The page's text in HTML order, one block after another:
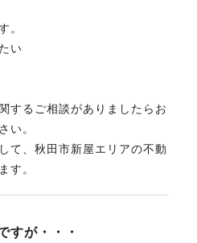
。
い
するご相談がありましたらお
い。
て、秋田市新屋エリアの不動
す。
すが・・・